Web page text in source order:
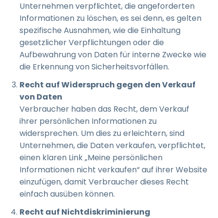
Unternehmen verpflichtet, die angeforderten
Informationen zu löschen, es sei denn, es gelten
spezifische Ausnahmen, wie die Einhaltung
gesetzlicher Verpflichtungen oder die
Aufbewahrung von Daten für interne Zwecke wie
die Erkennung von Sicherheitsvorfällen.
Recht auf Widerspruch gegen den Verkauf
von Daten
Verbraucher haben das Recht, dem Verkauf
ihrer persönlichen Informationen zu
widersprechen. Um dies zu erleichtern, sind
Unternehmen, die Daten verkaufen, verpflichtet,
einen klaren Link „Meine persönlichen
Informationen nicht verkaufen“ auf ihrer Website
einzufügen, damit Verbraucher dieses Recht
einfach ausüben können.
Recht auf Nichtdiskriminierung